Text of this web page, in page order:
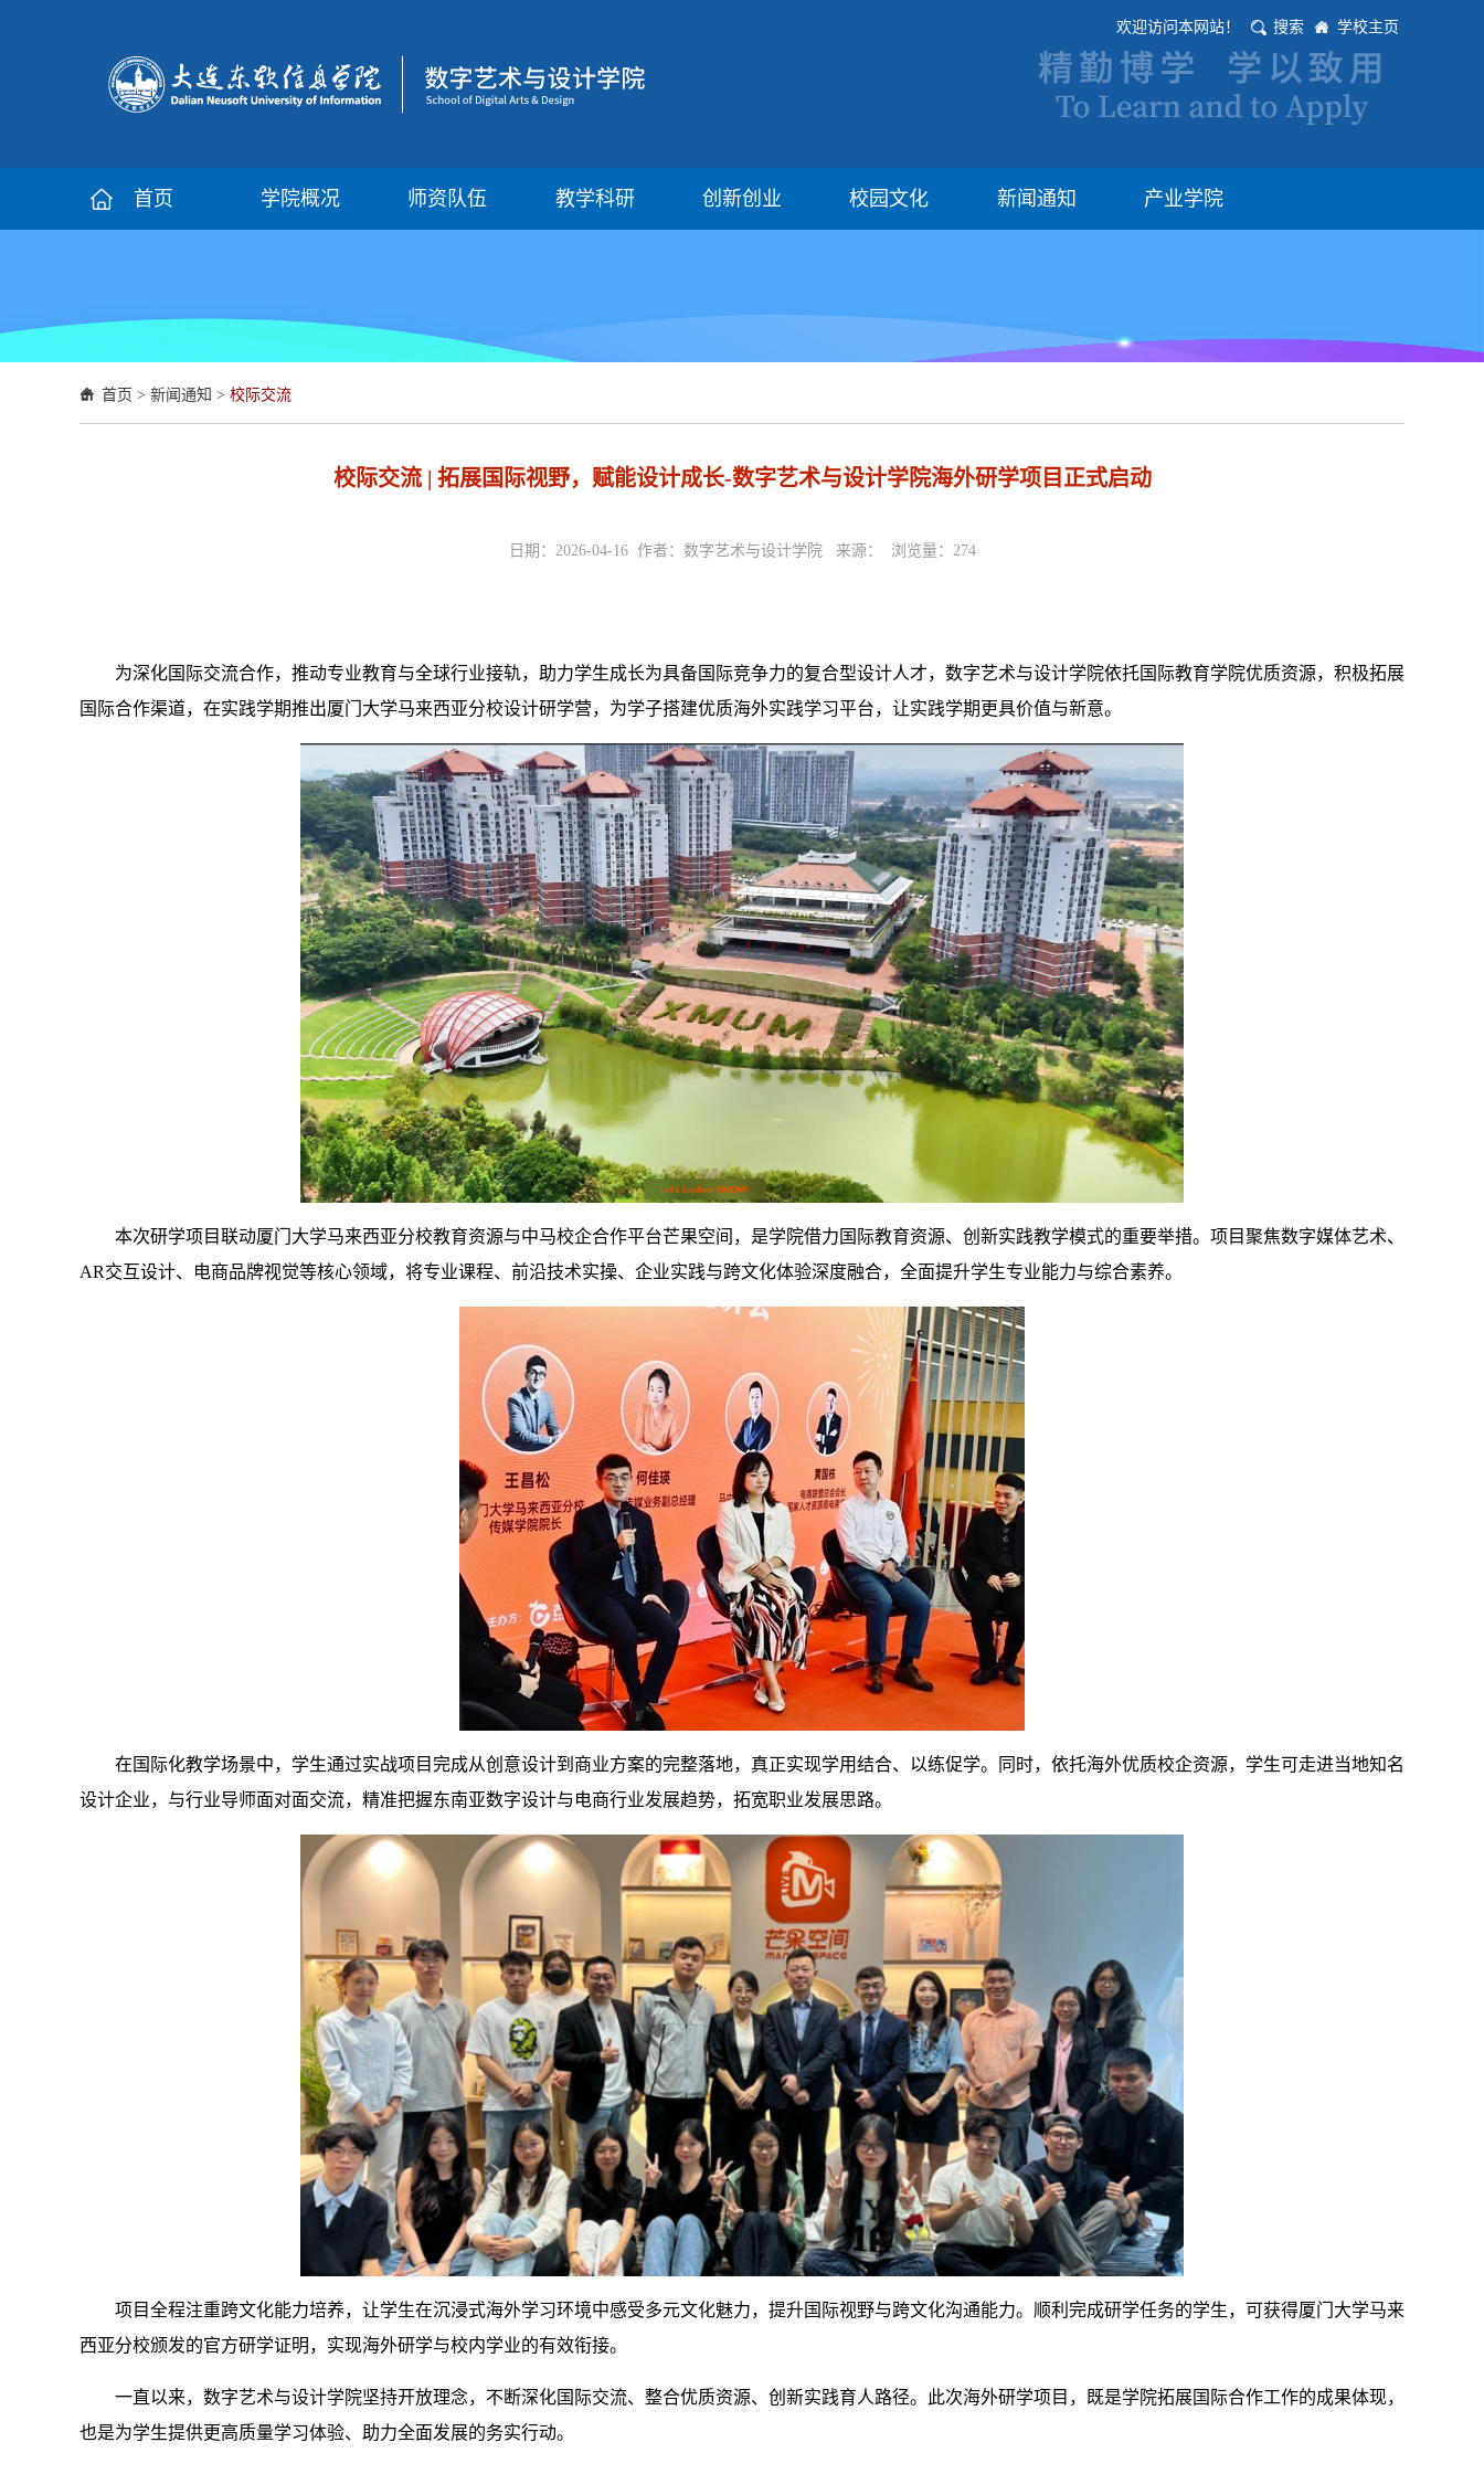
欢迎访问本网站！ 搜索 学校主页
首页 学院概况 师资队伍 教学科研 创新创业 校园文化 新闻通知 产业学院
首页 > 新闻通知 > 校际交流
校际交流 | 拓展国际视野，赋能设计成长-数字艺术与设计学院海外研学项目正式启动
日期：2026-04-16 作者：数字艺术与设计学院 来源： 浏览量： 274
为深化国际交流合作，推动专业教育与全球行业接轨，助力学生成长为具备国际竞争力的复合型设计人才，数字艺术与设计学院依托国际教育学院优质资源，积极拓展
国际合作渠道，在实践学期推出厦门大学马来西亚分校设计研学营，为学子搭建优质海外实践学习平台，让实践学期更具价值与新意。
本次研学项目联动厦门大学马来西亚分校教育资源与中马校企合作平台芒果空间，是学院借力国际教育资源、创新实践教学模式的重要举措。项目聚焦数字媒体艺术、
AR交互设计、电商品牌视觉等核心领域，将专业课程、前沿技术实操、企业实践与跨文化体验深度融合，全面提升学生专业能力与综合素养。
在国际化教学场景中，学生通过实战项目完成从创意设计到商业方案的完整落地，真正实现学用结合、以练促学。同时，依托海外优质校企资源，学生可走进当地知名
设计企业，与行业导师面对面交流，精准把握东南亚数字设计与电商行业发展趋势，拓宽职业发展思路。
项目全程注重跨文化能力培养，让学生在沉浸式海外学习环境中感受多元文化魅力，提升国际视野与跨文化沟通能力。顺利完成研学任务的学生，可获得厦门大学马来
西亚分校颁发的官方研学证明，实现海外研学与校内学业的有效衔接。
一直以来，数字艺术与设计学院坚持开放理念，不断深化国际交流、整合优质资源、创新实践育人路径。此次海外研学项目，既是学院拓展国际合作工作的成果体现，
也是为学生提供更高质量学习体验、助力全面发展的务实行动。